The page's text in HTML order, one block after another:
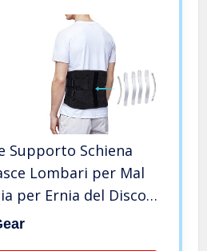
Supporto Schiena
Lombari per Mal
per Ernia del Disco
Curve e